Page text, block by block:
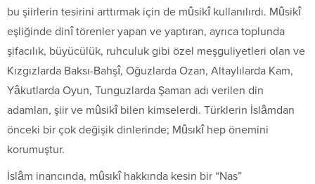
bu şiirlerin tesirini arttırmak için de mûsikî kullanılırdı. Mûsikî
eşliğinde dinî törenler yapan ve yaptıran, ayrıca toplunda
şifacılık, büyücülük, ruhculuk gibi özel meşguliyetleri olan ve
Kızgızlarda Baksı-Bahşî, Oğuzlarda Ozan, Altaylılarda Kam,
Yâkutlarda Oyun, Tunguzlarda Şaman adı verilen din
adamları, şiir ve mûsikî bilen kimselerdi. Türklerin İslâmdan
önceki bir çok değişik dinlerinde; Mûsıkî hep önemini
korumuştur.
İslâm inancında, mûsıkî hakkında kesin bir “Nas”